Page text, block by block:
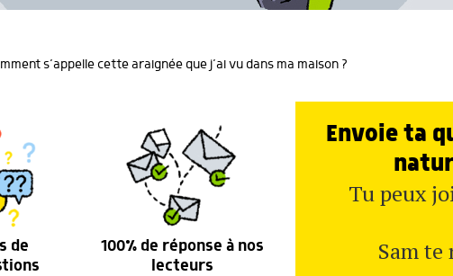
s’appelle cette araignée que j’ai vu dans ma maison ?
de
100% de réponse à nos
lecteurs
Envoie ta
Tu peux
Sam te